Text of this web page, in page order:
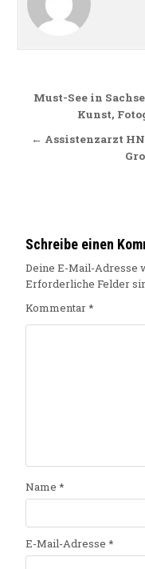
Must-See in
Kunst,
← Assistenzarzt
Schreibe einen
Deine E-Mail-Adresse
Erforderliche Felder
Kommentar*
Name *
E-Mail-Adresse *